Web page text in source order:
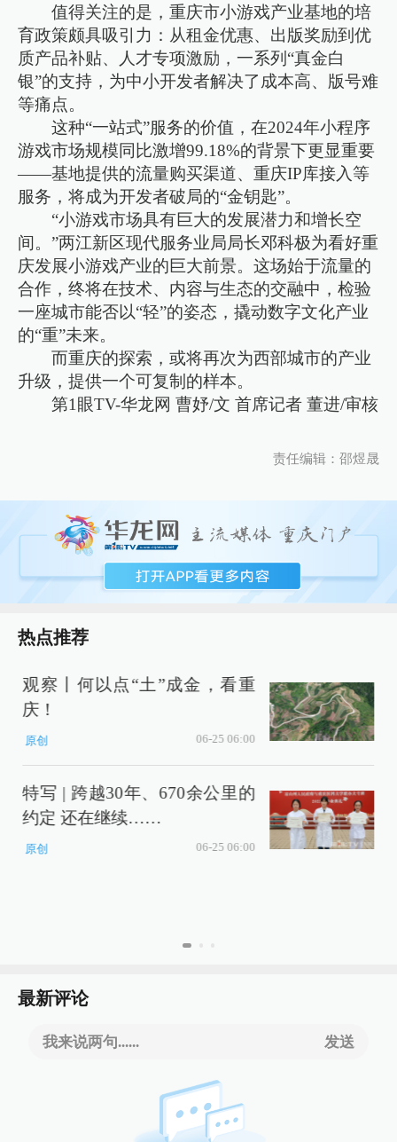
值得关注的是，重庆市小游戏产业基地的培
育政策颇具吸引力：从租金优惠、出版奖励到优
质产品补贴、人才专项激励，一系列“真金白
银”的支持，为中小开发者解决了成本高、版号难
等痛点。
这种“一站式”服务的价值，在2024年小程序
游戏市场规模同比激增99.18%的背景下更显重要
——基地提供的流量购买渠道、重庆IP库接入等
服务，将成为开发者破局的“金钥匙”。
“小游戏市场具有巨大的发展潜力和增长空
间。”两江新区现代服务业局局长邓科极为看好重
庆发展小游戏产业的巨大前景。这场始于流量的
合作，终将在技术、内容与生态的交融中，检验
一座城市能否以“轻”的姿态，撬动数字文化产业
的“重”未来。
而重庆的探索，或将再次为西部城市的产业
升级，提供一个可复制的样本。
第1眼TV-华龙网 曹妤/文 首席记者 董进/审核
责任编辑：邵煜晟
热点推荐
观察丨何以点“土”成金，看重
庆！
原创 06-25 06:00
特写 | 跨越30年、670余公里的
约定 还在继续……
原创 06-25 06:00
最新评论
我来说两句...... 发送